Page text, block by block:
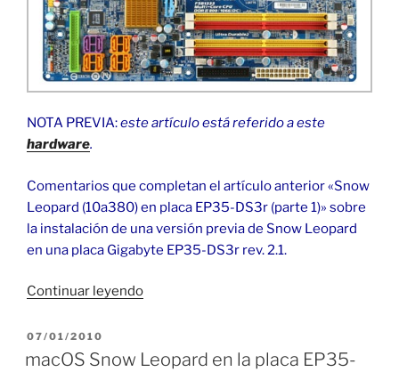
NOTA PREVIA:este artículo está referido a este
hardware.
Comentarios que completan el artículo anterior «Snow
Leopard (10a380) en placa EP35-DS3r (parte 1)» sobre
la instalación de una versión previa de Snow Leopard
en una placa Gigabyte EP35-DS3r rev. 2.1.
Continuar leyendo«macOS
en
PUBLICADO
07/01/2010
macOS Snow Leopard en la placa EP35-